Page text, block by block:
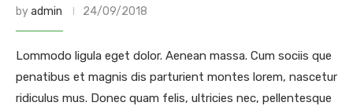
byadmin 24/09/2018
Lommodo ligula eget dolor. Aenean massa. Cum sociis que
penatibus et magnis dis parturient montes lorem, nascetur
ridiculus mus. Donec quam felis, ultricies nec, pellentesque